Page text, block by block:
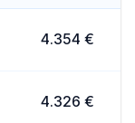
4.354 €
4.326 €